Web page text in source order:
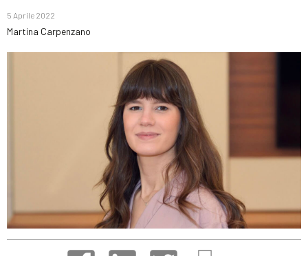
5 Aprile 2022
Martina Carpenzano